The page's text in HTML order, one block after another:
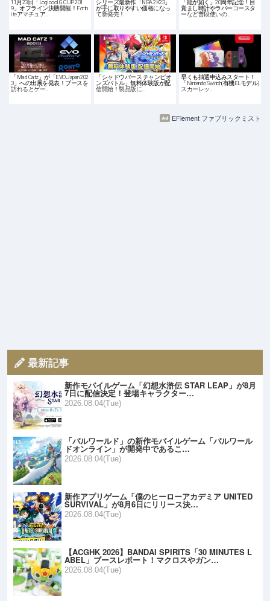
11月23日「Logicool G CUP 201
9」オフライン決勝開催！Fortn
iteアマチュア…
シリーズ最新作「NBA 2K23」
が手に取りやすい価格になっ
て新発売！
「龍が如く」20周年記念！目
覚まし時計やラバーコースタ
ーなど普段使いの…
「Mad Catz」が「EVO Japan 202
3」への出展を発表！ブースを
訪れるとゲー…
「シャドウバース チャンピオ
ンズバトル」無料体験版が配
信開始！製品版に…
早くも抽選申込みスタート！
「Nintendo Switch(有機ELモデル)
スカーレッ…
EFlement ファブリックミスト
最新記事
新作モバイルゲーム「幻想水滸伝 STAR LEAP」が8月
7日に配信決定！登場キャラクター…
2026.08.04(Tue)
「パルワールド」の新作モバイルゲーム「パルワール
ドオンライン」が開発中であるこ…
2026.08.04(Tue)
新作アプリゲーム「僕のヒーローアカデミア UNITED
SURVIVAL」が8月6日にリリース決…
2026.08.04(Tue)
【ACGHK 2026】BANDAI SPIRITS「30 MINUTES L
ABEL」ブースレポート！マクロスやガン…
2026.08.04(Tue)